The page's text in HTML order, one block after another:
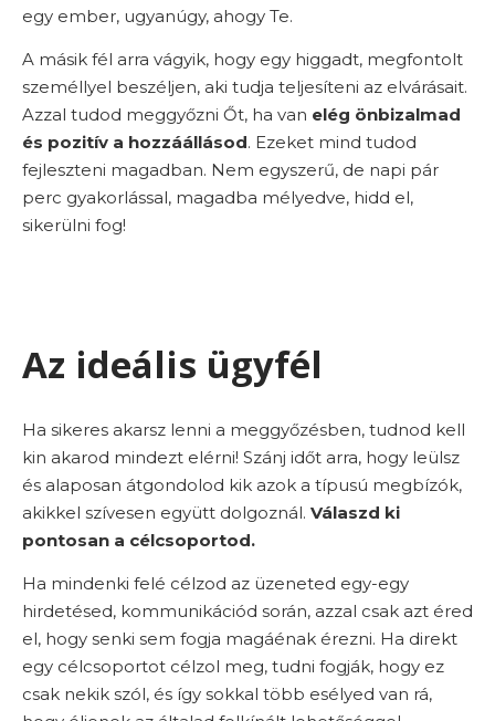
egy ember, ugyanúgy, ahogy Te.
A másik fél arra vágyik, hogy egy higgadt, megfontolt
személlyel beszéljen, aki tudja teljesíteni az elvárásait.
Azzal tudod meggyőzni Őt, ha van elég önbizalmad
és pozitív a hozzáállásod. Ezeket mind tudod
fejleszteni magadban. Nem egyszerű, de napi pár
perc gyakorlással, magadba mélyedve, hidd el,
sikerülni fog!
Az ideális ügyfél
Ha sikeres akarsz lenni a meggyőzésben, tudnod kell
kin akarod mindezt elérni! Szánj időt arra, hogy leülsz
és alaposan átgondolod kik azok a típusú megbízók,
akikkel szívesen együtt dolgoznál. Válaszd ki
pontosan a célcsoportod.
Ha mindenki felé célzod az üzeneted egy-egy
hirdetésed, kommunikációd során, azzal csak azt éred
el, hogy senki sem fogja magáénak érezni. Ha direkt
egy célcsoportot célzol meg, tudni fogják, hogy ez
csak nekik szól, és így sokkal több esélyed van rá,